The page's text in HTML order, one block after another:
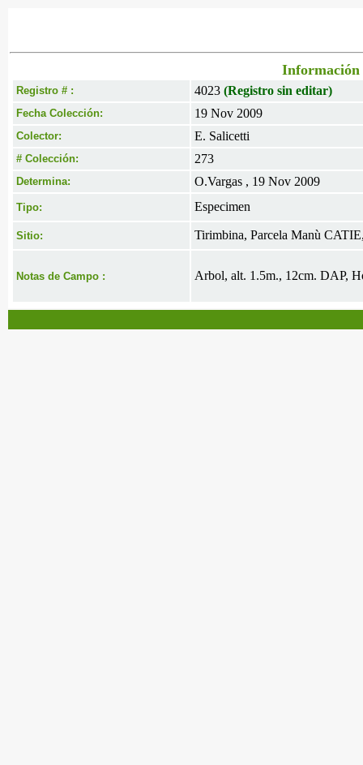
Información
Registro # : 4023 (Registro sin editar)
Fecha Colección: 19 Nov 2009
Colector: E. Salicetti
# Colección: 273
Determina: O.Vargas , 19 Nov 2009
Tipo: Especimen
Sitio: Tirimbina, Parcela Manù
Notas de Campo : Arbol, alt. 1.5m., 12cm. DAP,